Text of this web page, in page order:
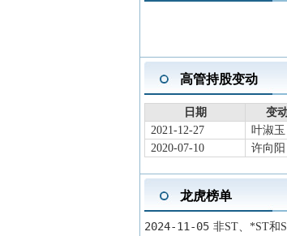
2025-08-27
股东户数
2025-08-14
分红送转
2025-06-24
股东大会
2025-06-07
资本运作
2025-04-30
2025-04-04
年报披露
高管持股变动
日期 变
2021-12-27
叶淑玉
2020-07-10
许向阳
龙虎榜单
2024-11-05 非ST、*ST和